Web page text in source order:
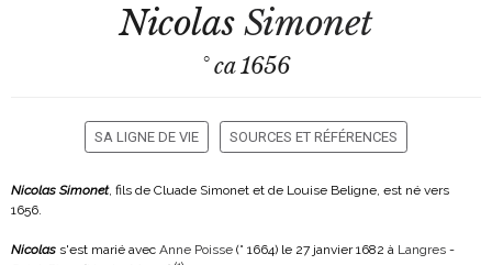
Nicolas Simonet
° ca 1656
SA LIGNE DE VIE SOURCES ET RÉFÉRENCES
Nicolas Simonet, fils de Cluade Simonet et de Louise Beligne, est né vers
1656.
Nicolas s'est marié avec Anne Poisse (° 1664) le 27 janvier 1682 à Langres -